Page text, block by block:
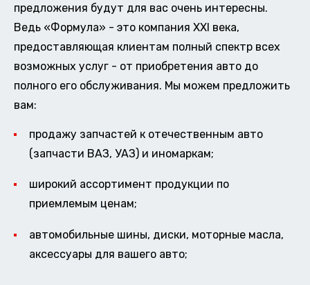
предложения будут для вас очень интересны.
Ведь «Формула» - это компания XXI века,
предоставляющая клиентам полный спектр всех
возможных услуг - от приобретения авто до
полного его обслуживания. Мы можем предложить
вам:
продажу запчастей к отечественным авто
(запчасти ВАЗ, УАЗ) и иномаркам;
широкий ассортимент продукции по
приемлемым ценам;
автомобильные шины, диски, моторные масла,
аксессуары для вашего авто;